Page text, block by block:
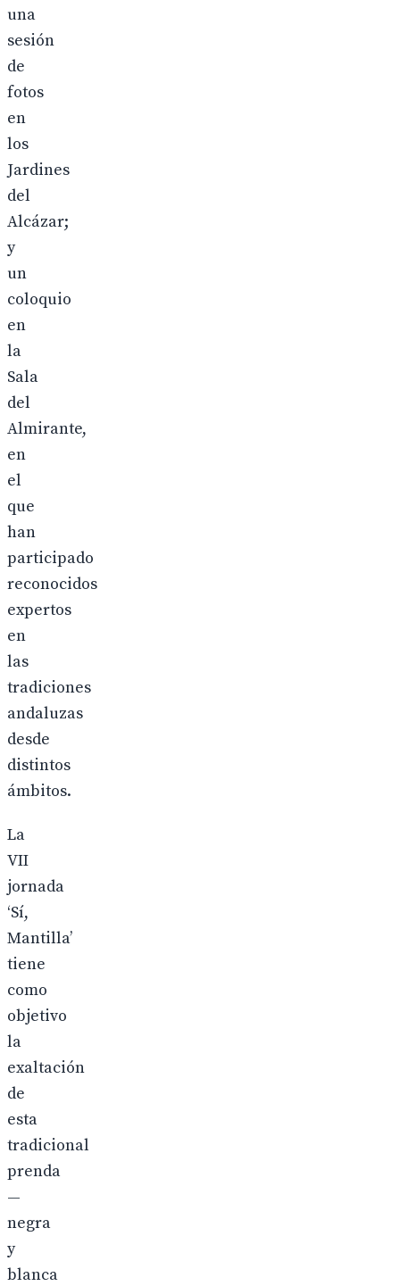
una
sesión
de
fotos
en
los
Jardines
del
Alcázar;
y
un
coloquio
en
la
Sala
del
Almirante,
en
el
que
han
participado
reconocidos
expertos
en
las
tradiciones
andaluzas
desde
distintos
ámbitos.
La
VII
jornada
‘Sí,
Mantilla’
tiene
como
objetivo
la
exaltación
de
esta
tradicional
prenda
—
negra
y
blanca